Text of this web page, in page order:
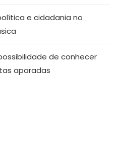
e cidadania no
de conhecer
aparadas